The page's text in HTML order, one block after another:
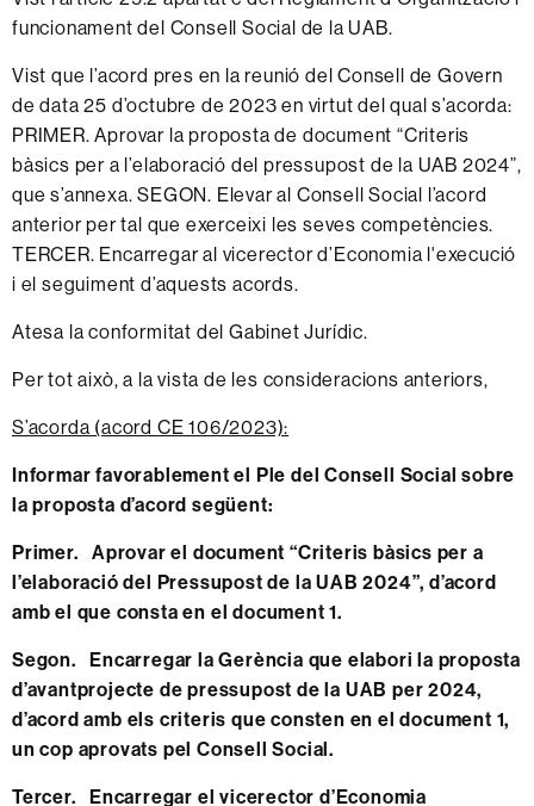
funcionament del Consell Social de la UAB.
Vist que l’acord pres en la reunió del Consell de Govern
de data 25 d’octubre de 2023 en virtut del qual s’acorda:
PRIMER. Aprovar la proposta de document “Criteris
bàsics per a l’elaboració del pressupost de la UAB 2024”,
que s’annexa. SEGON. Elevar al Consell Social l’acord
anterior per tal que exerceixi les seves competències.
TERCER. Encarregar al vicerector d’Economia l'execució
i el seguiment d’aquests acords.
Atesa la conformitat del Gabinet Jurídic.
Per tot això, a la vista de les consideracions anteriors,
S’acorda (acord CE 106/2023):
Informar favorablement el Ple del Consell Social sobre
la proposta d’acord següent:
Primer. Aprovar el document “Criteris bàsics per a
l’elaboració del Pressupost de la UAB 2024”, d’acord
amb el que consta en eldocument 1.
Segon. Encarregar la Gerència que elabori la proposta
d’avantprojecte de pressupost de la UAB per 2024,
d’acord amb els criteris que consten en eldocument 1,
un cop aprovats pel Consell Social.
Tercer. Encarregar el vicerector d’Economia